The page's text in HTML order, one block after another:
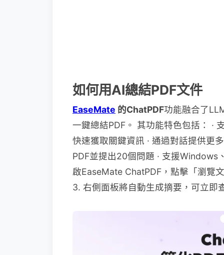
如何用AI總結PDF文件​​
EaseMate 的ChatPDF功能融合了
一鍵總結PDF。 其功能特色包括： ·
快速獲取關鍵資訊 · 通過對話提供更
PDF並提出20個問題 · 支援Windows
啟EaseMate ChatPDF，點擊「瀏覽
3. 右側面板將自動生成摘要，可立即